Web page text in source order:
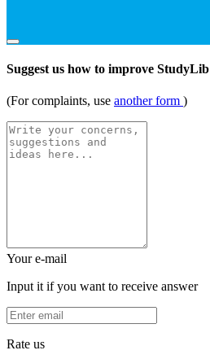
Suggest us how to improve StudyLib
(For complaints, use another form )
Your e-mail
Input it if you want to receive answer
Rate us